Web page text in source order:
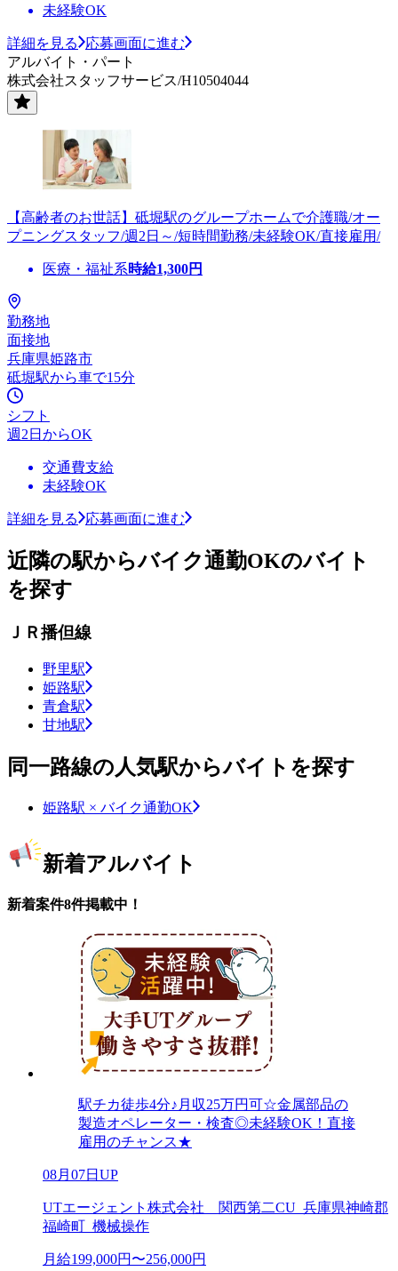
未経験OK
詳細を見る
応募画面に進む
アルバイト・パート
株式会社スタッフサービス/H10504044
【高齢者のお世話】砥堀駅のグループホームで介護職/オー
プニングスタッフ/週2日～/短時間勤務/未経験OK/直接雇用/
医療・福祉系時給1,300円
勤務地
面接地
兵庫県姫路市
砥堀駅から車で15分
シフト
週2日からOK
交通費支給
未経験OK
詳細を見る 応募画面に進む
近隣の駅からバイク通勤OKのバイト
を探す
ＪＲ播但線
野里駅
姫路駅
青倉駅
甘地駅
同一路線の人気駅からバイトを探す
姫路駅 × バイク通勤OK
新着アルバイト
新着案件8件掲載中！
駅チカ徒歩4分♪月収25万円可☆金属部品の
製造オペレーター・検査◎未経験OK！直接
雇用のチャンス★
08月07日UP
UTエージェント株式会社 関西第二CU_兵庫県神崎郡
福崎町_機械操作
月給199,000円〜256,000円